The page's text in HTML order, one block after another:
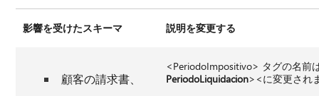
影響を受けたスキーマ 説明を変更する
顧客の請求書、
<PeriodoImpositivo> タグの名前
PeriodoLiquidacion><に変更され